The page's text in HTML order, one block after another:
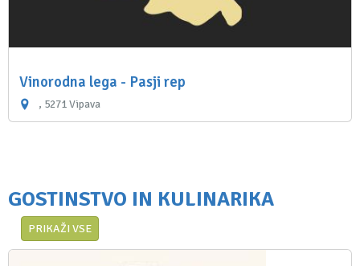
Vinorodna lega - Pasji rep
, 5271 Vipava
GOSTINSTVO IN KULINARIKA
PRIKAŽI VSE